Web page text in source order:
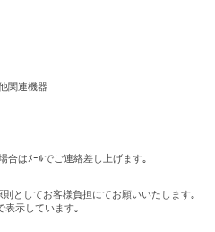
関連機器
合はﾒｰﾙでご連絡差し上げます｡
としてお客様負担にてお願いいたします｡
表示しています｡